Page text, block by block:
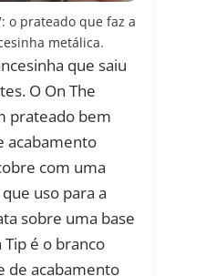
o prateado que faz a
metálica.
que saiu
O On The
prateado bem
acabamento
com uma
uso para a
sobre uma base
Tip é o branco
de acabamento